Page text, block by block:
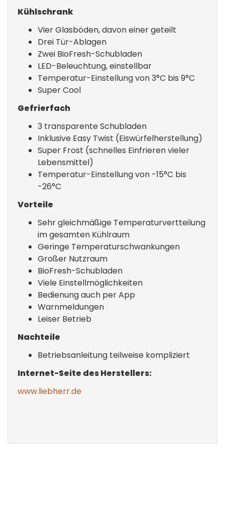
Kühlschrank
Vier Glasböden, davon einer geteilt
Drei Tür-Ablagen
Zwei BioFresh-Schubladen
LED-Beleuchtung, einstellbar
Temperatur-Einstellung von 3°C bis 9°C
Super Cool
Gefrierfach
3 transparente Schubladen
Inklusive Easy Twist (Eiswürfelherstellung)
Super Frost (schnelles Einfrieren vieler
Lebensmittel)
Temperatur-Einstellung von -15°C bis
-26°C
Vorteile
Sehr gleichmäßige Temperaturvertteilung
im gesamten Kühlraum
Geringe Temperaturschwankungen
Großer Nutzraum
BioFresh-Schubladen
Viele Einstellmöglichkeiten
Bedienung auch per App
Warnmeldungen
Leiser Betrieb
Nachteile
Betriebsanleitung teilweise kompliziert
Internet-Seite des Herstellers:
www.liebherr.de